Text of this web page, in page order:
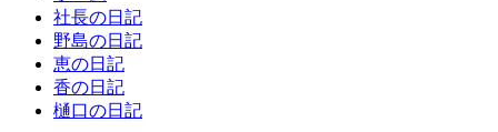
社長の日記
野島の日記
恵の日記
香の日記
樋口の日記